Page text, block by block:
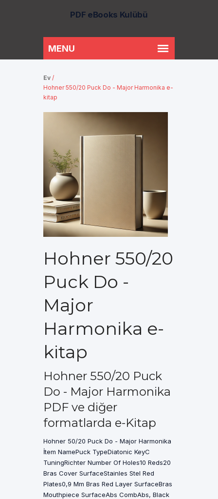
PDF eBooks Kulübü
Ev /
Hohner 550/20 Puck Do - Major Harmonika e-
kitap
Hohner 550/20
Puck Do -
Major
Harmonika e-
kitap
Hohner 550/20 Puck
Do - Major Harmonika
PDF ve diğer
formatlarda e-Kitap
Hohner 50/20 Puck Do - Major Harmonika
İtem NamePuck TypeDiatonic KeyC
TuningRichter Number Of Holes10 Reds20
Bras Cover SurfaceStainles Stel Red
Plates0,9 Mm Bras Red Layer SurfaceBras
Mouthpiece SurfaceAbs CombAbs, Black